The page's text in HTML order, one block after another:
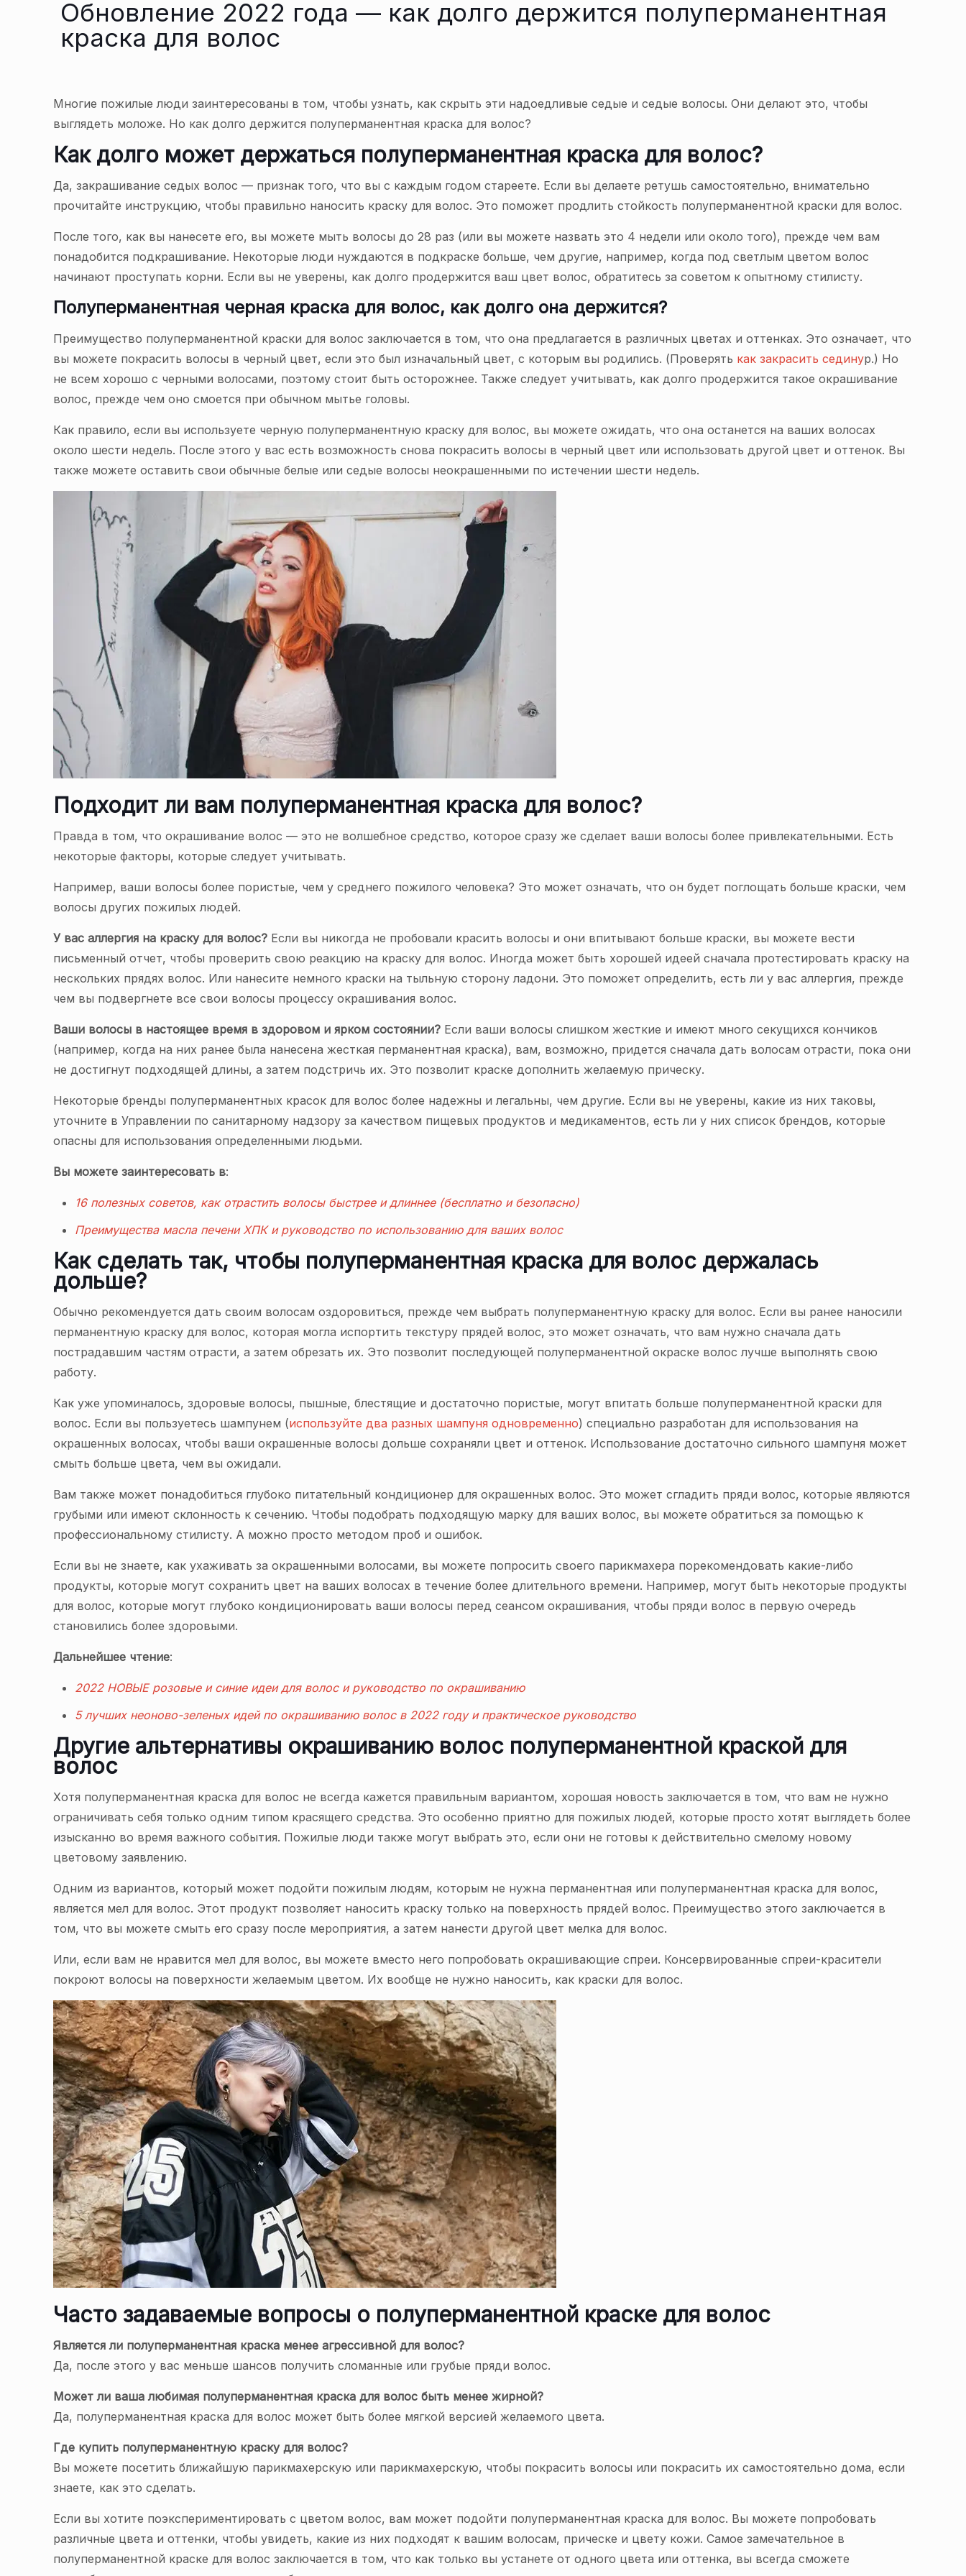
Обновление 2022 года — как долго держится полуперманентная
краска для волос
Многие пожилые люди заинтересованы в том, чтобы узнать, как скрыть эти надоедливые седые и седые волосы. Они делают это, чтобы
выглядеть моложе. Но как долго держится полуперманентная краска для волос?
Как долго может держаться полуперманентная краска для волос?
Да, закрашивание седых волос — признак того, что вы с каждым годом стареете. Если вы делаете ретушь самостоятельно, внимательно
прочитайте инструкцию, чтобы правильно наносить краску для волос. Это поможет продлить стойкость полуперманентной краски для волос.
После того, как вы нанесете его, вы можете мыть волосы до 28 раз (или вы можете назвать это 4 недели или около того), прежде чем вам
понадобится подкрашивание. Некоторые люди нуждаются в подкраске больше, чем другие, например, когда под светлым цветом волос
начинают проступать корни. Если вы не уверены, как долго продержится ваш цвет волос, обратитесь за советом к опытному стилисту.
Полуперманентная черная краска для волос, как долго она держится?
Преимущество полуперманентной краски для волос заключается в том, что она предлагается в различных цветах и оттенках. Это означает, что
вы можете покрасить волосы в черный цвет, если это был изначальный цвет, с которым вы родились. (Проверять как закрасить сединур.) Но
не всем хорошо с черными волосами, поэтому стоит быть осторожнее. Также следует учитывать, как долго продержится такое окрашивание
волос, прежде чем оно смоется при обычном мытье головы.
Как правило, если вы используете черную полуперманентную краску для волос, вы можете ожидать, что она останется на ваших волосах
около шести недель. После этого у вас есть возможность снова покрасить волосы в черный цвет или использовать другой цвет и оттенок. Вы
также можете оставить свои обычные белые или седые волосы неокрашенными по истечении шести недель.
Подходит ли вам полуперманентная краска для волос?
Правда в том, что окрашивание волос — это не волшебное средство, которое сразу же сделает ваши волосы более привлекательными. Есть
некоторые факторы, которые следует учитывать.
Например, ваши волосы более пористые, чем у среднего пожилого человека? Это может означать, что он будет поглощать больше краски, чем
волосы других пожилых людей.
У вас аллергия на краску для волос? Если вы никогда не пробовали красить волосы и они впитывают больше краски, вы можете вести
письменный отчет, чтобы проверить свою реакцию на краску для волос. Иногда может быть хорошей идеей сначала протестировать краску на
нескольких прядях волос. Или нанесите немного краски на тыльную сторону ладони. Это поможет определить, есть ли у вас аллергия, прежде
чем вы подвергнете все свои волосы процессу окрашивания волос.
Ваши волосы в настоящее время в здоровом и ярком состоянии? Если ваши волосы слишком жесткие и имеют много секущихся кончиков
(например, когда на них ранее была нанесена жесткая перманентная краска), вам, возможно, придется сначала дать волосам отрасти, пока они
не достигнут подходящей длины, а затем подстричь их. Это позволит краске дополнить желаемую прическу.
Некоторые бренды полуперманентных красок для волос более надежны и легальны, чем другие. Если вы не уверены, какие из них таковы,
уточните в Управлении по санитарному надзору за качеством пищевых продуктов и медикаментов, есть ли у них список брендов, которые
опасны для использования определенными людьми.
Вы можете заинтересовать в:
16 полезных советов, как отрастить волосы быстрее и длиннее (бесплатно и безопасно)
Преимущества масла печени ХПК и руководство по использованию для ваших волос
Как сделать так, чтобы полуперманентная краска для волос держалась
дольше?
Обычно рекомендуется дать своим волосам оздоровиться, прежде чем выбрать полуперманентную краску для волос. Если вы ранее наносили
перманентную краску для волос, которая могла испортить текстуру прядей волос, это может означать, что вам нужно сначала дать
пострадавшим частям отрасти, а затем обрезать их. Это позволит последующей полуперманентной окраске волос лучше выполнять свою
работу.
Как уже упоминалось, здоровые волосы, пышные, блестящие и достаточно пористые, могут впитать больше полуперманентной краски для
волос. Если вы пользуетесь шампунем (используйте два разных шампуня одновременно) специально разработан для использования на
окрашенных волосах, чтобы ваши окрашенные волосы дольше сохраняли цвет и оттенок. Использование достаточно сильного шампуня может
смыть больше цвета, чем вы ожидали.
Вам также может понадобиться глубоко питательный кондиционер для окрашенных волос. Это может сгладить пряди волос, которые являются
грубыми или имеют склонность к сечению. Чтобы подобрать подходящую марку для ваших волос, вы можете обратиться за помощью к
профессиональному стилисту. А можно просто методом проб и ошибок.
Если вы не знаете, как ухаживать за окрашенными волосами, вы можете попросить своего парикмахера порекомендовать какие-либо
продукты, которые могут сохранить цвет на ваших волосах в течение более длительного времени. Например, могут быть некоторые продукты
для волос, которые могут глубоко кондиционировать ваши волосы перед сеансом окрашивания, чтобы пряди волос в первую очередь
становились более здоровыми.
Дальнейшее чтение:
2022 НОВЫЕ розовые и синие идеи для волос и руководство по окрашиванию
5 лучших неоново-зеленых идей по окрашиванию волос в 2022 году и практическое руководство
Другие альтернативы окрашиванию волос полуперманентной краской для
волос
Хотя полуперманентная краска для волос не всегда кажется правильным вариантом, хорошая новость заключается в том, что вам не нужно
ограничивать себя только одним типом красящего средства. Это особенно приятно для пожилых людей, которые просто хотят выглядеть более
изысканно во время важного события. Пожилые люди также могут выбрать это, если они не готовы к действительно смелому новому
цветовому заявлению.
Одним из вариантов, который может подойти пожилым людям, которым не нужна перманентная или полуперманентная краска для волос,
является мел для волос. Этот продукт позволяет наносить краску только на поверхность прядей волос. Преимущество этого заключается в
том, что вы можете смыть его сразу после мероприятия, а затем нанести другой цвет мелка для волос.
Или, если вам не нравится мел для волос, вы можете вместо него попробовать окрашивающие спреи. Консервированные спреи-красители
покроют волосы на поверхности желаемым цветом. Их вообще не нужно наносить, как краски для волос.
Часто задаваемые вопросы о полуперманентной краске для волос
Является ли полуперманентная краска менее агрессивной для волос?
Да, после этого у вас меньше шансов получить сломанные или грубые пряди волос.
Может ли ваша любимая полуперманентная краска для волос быть менее жирной?
Да, полуперманентная краска для волос может быть более мягкой версией желаемого цвета.
Где купить полуперманентную краску для волос?
Вы можете посетить ближайшую парикмахерскую или парикмахерскую, чтобы покрасить волосы или покрасить их самостоятельно дома, если
знаете, как это сделать.
Если вы хотите поэкспериментировать с цветом волос, вам может подойти полуперманентная краска для волос. Вы можете попробовать
различные цвета и оттенки, чтобы увидеть, какие из них подходят к вашим волосам, прическе и цвету кожи. Самое замечательное в
полуперманентной краске для волос заключается в том, что как только вы устанете от одного цвета или оттенка, вы всегда сможете